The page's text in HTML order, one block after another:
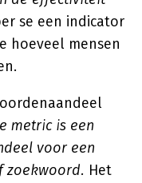
se een indicator
hoeveel mensen
metric is een
voor een
zoekwoord. Het